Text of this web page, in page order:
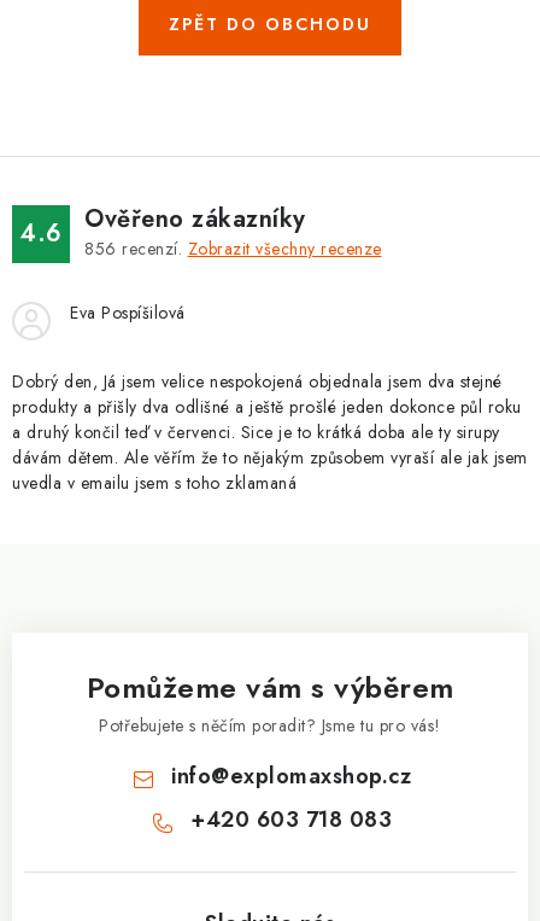
ZPĚT DO OBCHODU
4.6 Ověřeno zákazníky
856 recenzí. Zobrazit všechny recenze
Eva Pospíšilová
Dobrý den, Já jsem velice nespokojená objednala jsem dva stejné
produkty a přišly dva odlišné a ještě prošlé jeden dokonce půl roku
a druhý končil teď v červenci. Sice je to krátká doba ale ty sirupy
dávám dětem. Ale věřím že to nějakým způsobem vyraší ale jak jsem
uvedla v emailu jsem s toho zklamaná
Pomůžeme vám s výběrem
Potřebujete s něčím poradit? Jsme tu pro vás!
info@explomaxshop.cz
+420 603 718 083